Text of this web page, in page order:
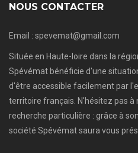
NOUS CONTACTER
Email : spevemat@gmail.com
Située en Haute-loire dans la
Spévémat bénéficie d'une
d'être accessible facilement par
territoire français. N'hésitez pas
recherche particulière : grâce à
société Spévémat saura vous